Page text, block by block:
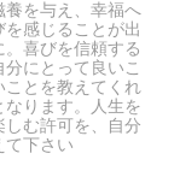
養を与え、幸福へ
を感じることが出
。喜びを信頼する
分にとって良いこ
ことを教えてくれ
なります。人生を
しむ許可を、自分
て下さい